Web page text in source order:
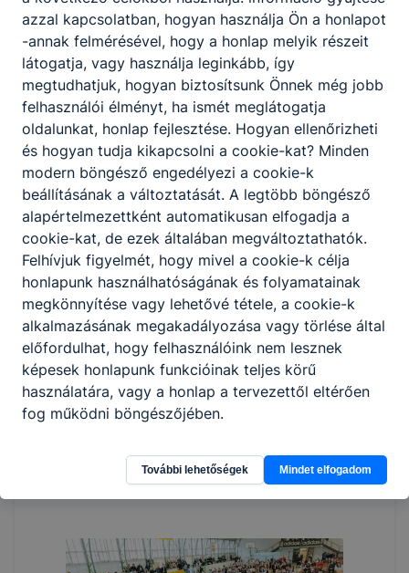
azzal kapcsolatban, hogyan használja Ön a honlapot
-annak felmérésével, hogy a honlap melyik részeit
látogatja, vagy használja leginkább, így
megtudhatjuk, hogyan biztosítsunk Önnek még jobb
felhasználói élményt, ha ismét meglátogatja
oldalunkat, honlap fejlesztése. Hogyan ellenőrizheti
és hogyan tudja kikapcsolni a cookie-kat? Minden
modern böngésző engedélyezi a cookie-k
beállításának a változtatását. A legtöbb böngésző
alapértelmezettként automatikusan elfogadja a
cookie-kat, de ezek általában megváltoztathatók.
Felhívjuk figyelmét, hogy mivel a cookie-k célja
honlapunk használhatóságának és folyamatainak
megkönnyítése vagy lehetővé tétele, a cookie-k
alkalmazásának megakadályozása vagy törlése által
előfordulhat, hogy felhasználóink nem lesznek
képesek honlapunk funkcióinak teljes körű
használatára, vagy a honlap a tervezettől eltérően
fog működni böngészőjében.
További lehetőségek Mindet elfogadom